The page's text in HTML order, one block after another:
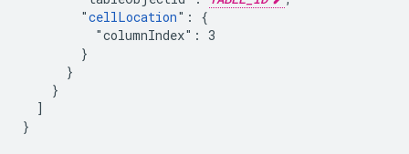
        "
cellLocation": {
          "columnIndex": 3
        }
      }
    }
  ]
}